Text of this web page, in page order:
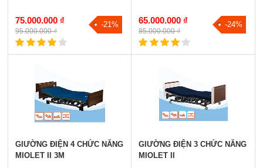
75.000.000 ₫
95.000.000 ₫
-21% 65.000.000 ₫
85.000.000 ₫
-24%
GIƯỜNG ĐIỆN 4 CHỨC NĂNG
MIOLET II 3M
GIƯỜNG ĐIỆN 3 CHỨC NĂNG
MIOLET II